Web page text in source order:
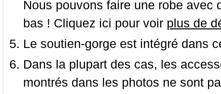
Nous pouvons faire une robe
bas ! Cliquez ici pour voir plus de
Le soutien-gorge est intégré dans
Dans la plupart des cas, les
montrés dans les photos ne sont